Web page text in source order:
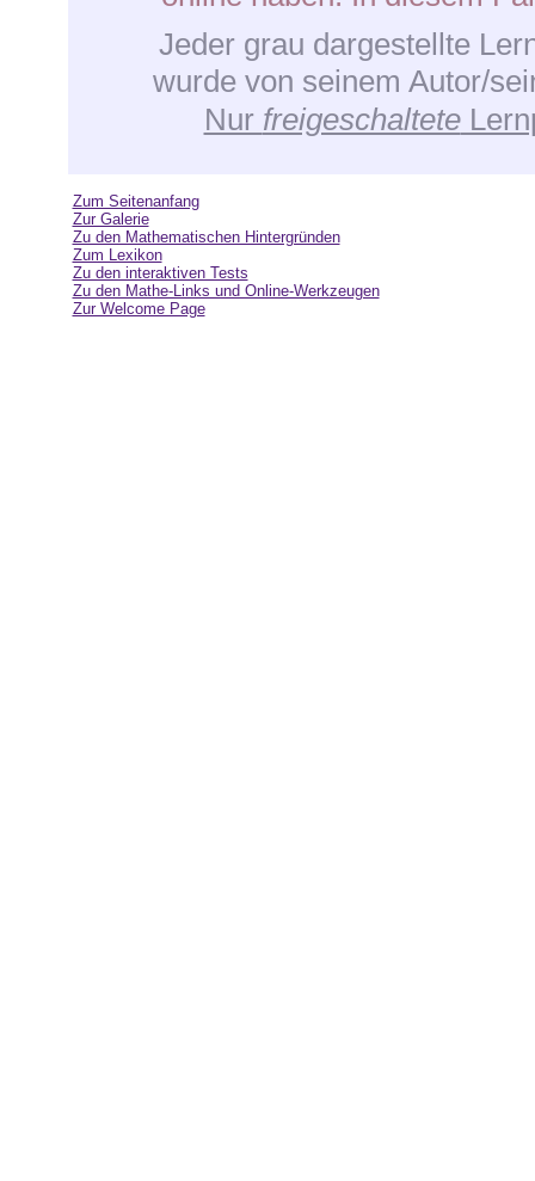
Jeder grau dargestellte
wurde von seinem Autor/
Nur freigeschaltete
Zum Seitenanfang
Zur Galerie
Zu den Mathematischen Hintergründen
Zum Lexikon
Zu den interaktiven Tests
Zu den Mathe-Links und Online-Werkzeugen
Zur Welcome Page